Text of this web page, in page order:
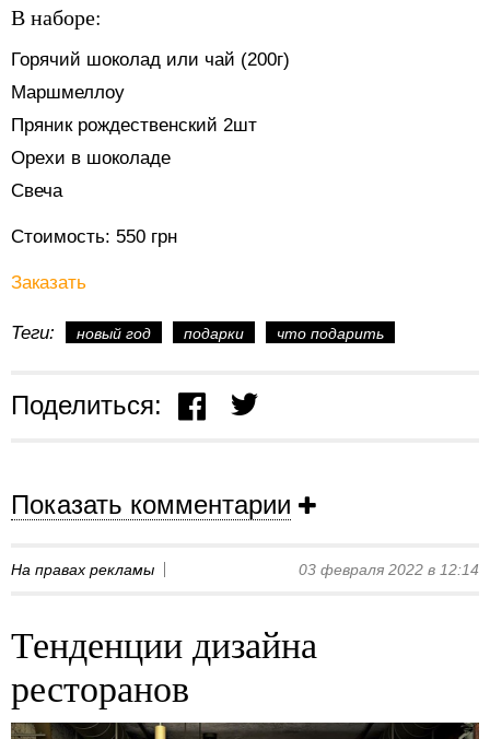
В наборе:
Горячий шоколад или чай (200г)
Маршмеллоу
Пряник рождественский 2шт
Орехи в шоколаде
Свеча
Стоимость: 550 грн
Заказать
Теги: новый год подарки что подарить
Поделиться:
Показать комментарии
На правах рекламы 03 февраля 2022 в 12:14
Тенденции дизайна
ресторанов